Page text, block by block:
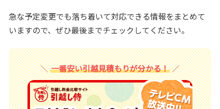
急な予定変更でも落ち着いて対応できる情報をまとめて
いますので、ぜひ最後までチェックしてください。
一番安い引越見積もりが分かる！